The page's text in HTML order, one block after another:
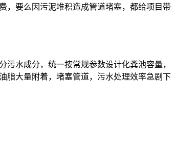
，要么因污泥堆积造成管道堵塞，都给项目带
水成分，统一按常规参数设计化粪池容量，
脂大量附着，堵塞管道，污水处理效率急剧下